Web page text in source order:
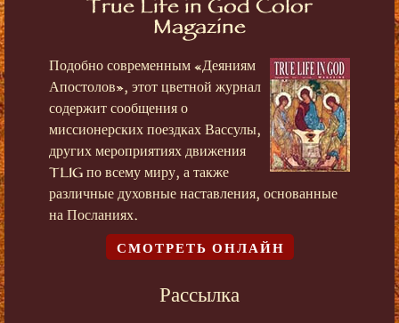
True Life in God Color
Magazine
Подобно современным «Деяниям
Апостолов», этот цветной журнал
содержит сообщения о
миссионерских поездках Вассулы,
других мероприятиях движения
TLIG по всему миру, а также
различные духовные наставления, основанные
на Посланиях.
СМОТРЕТЬ ОНЛАЙН
Рассылка